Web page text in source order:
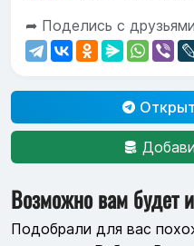
➦ Поделись с
Возможно вам будет
Подобрали для вас